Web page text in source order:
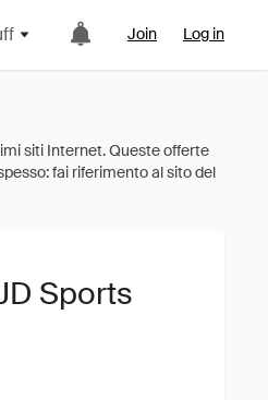
Join Log in
Sports